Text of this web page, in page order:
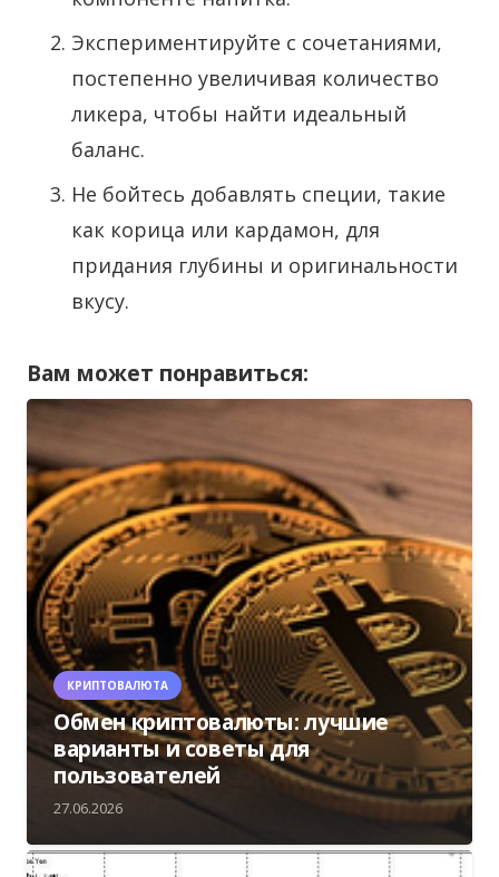
Экспериментируйте с сочетаниями,
постепенно увеличивая количество
ликера, чтобы найти идеальный
баланс.
Не бойтесь добавлять специи, такие
как корица или кардамон, для
придания глубины и оригинальности
вкусу.
Вам может понравиться:
КРИПТОВАЛЮТА
Обмен криптовалюты: лучшие
варианты и советы для
пользователей
27.06.2026